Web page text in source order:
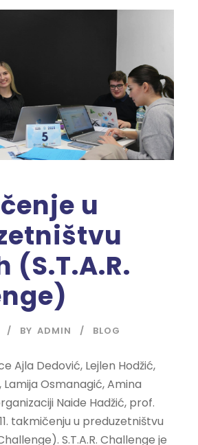
u
(S.T.A.R.
BY ADMIN BLOG
Ajla Dedović, Lejlen Hodžić,
Lamija Osmanagić, Amina
Naide Hadžić, prof.
takmičenju u preduzetništvu
S.T.A.R. Challenge je